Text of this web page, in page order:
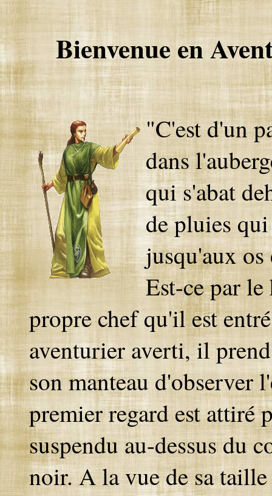
Bienvenue en
"C'est d'un
dans
qui s'abat
de pluies
jusqu'aux os
Est-ce par le
propre chef qu'il est
aventurier averti, il
son manteau d'observer
premier regard est attiré
suspendu au-dessus du
noir. A la vue de sa